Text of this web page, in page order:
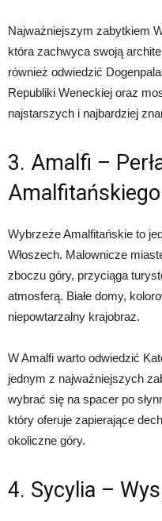
Najważniejszym zabytkiem
która zachwyca swoją
również odwiedzić
Republiki Weneckiej oraz
najstarszych i najbardziej
3. Amalfi –
Amalfitańskiego
Wybrzeże Amalfitańskie to
Włoszech. Malownicze
zboczu góry, przyciąga
atmosferą. Białe domy,
niepowtarzalny krajobraz.
W Amalfi warto odwiedzić
jednym z najważniejszych
wybrać się na spacer po
który oferuje zapierające
okoliczne góry.
4. Sycylia –